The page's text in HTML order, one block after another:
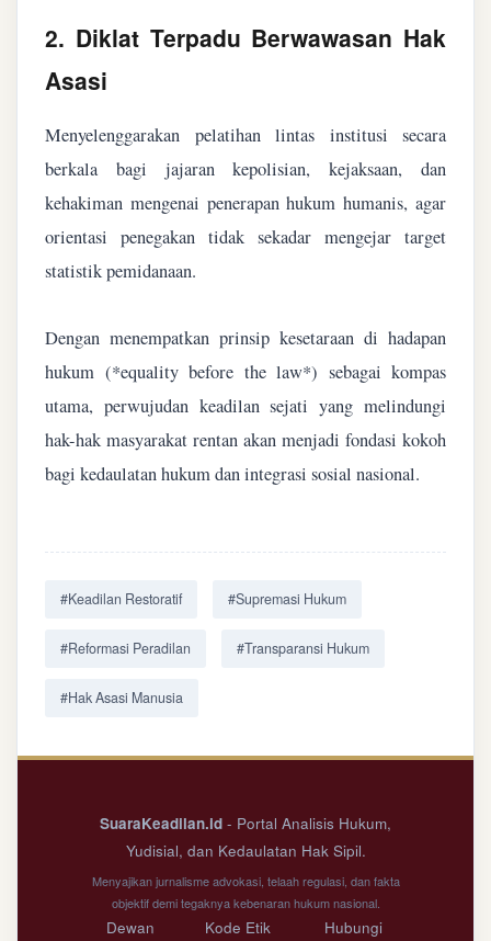
2. Diklat Terpadu Berwawasan Hak
Asasi
Menyelenggarakan pelatihan lintas institusi secara
berkala bagi jajaran kepolisian, kejaksaan, dan
kehakiman mengenai penerapan hukum humanis, agar
orientasi penegakan tidak sekadar mengejar target
statistik pemidanaan.
Dengan menempatkan prinsip kesetaraan di hadapan
hukum (*equality before the law*) sebagai kompas
utama, perwujudan keadilan sejati yang melindungi
hak-hak masyarakat rentan akan menjadi fondasi kokoh
bagi kedaulatan hukum dan integrasi sosial nasional.
#Keadilan Restoratif #Supremasi Hukum
#Reformasi Peradilan #Transparansi Hukum
#Hak Asasi Manusia
SuaraKeadilan.id - Portal Analisis Hukum,
Yudisial, dan Kedaulatan Hak Sipil.
Menyajikan jurnalisme advokasi, telaah regulasi, dan fakta
objektif demi tegaknya kebenaran hukum nasional.
Dewan Kode Etik Hubungi